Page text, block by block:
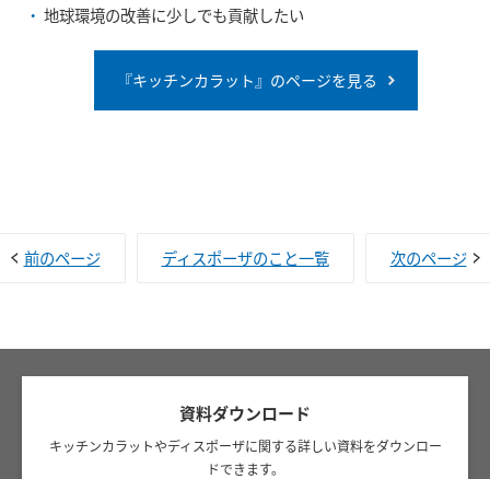
地球環境の改善に少しでも貢献したい
『キッチンカラット』のページを見る
前のページ ディスポーザのこと一覧 次のページ
資料ダウンロード
キッチンカラットやディスポーザに関する詳しい資料をダウンロー
ドできます。